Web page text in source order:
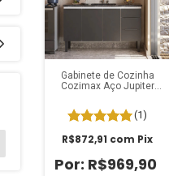
Gabinete de Cozinha
Cozimax Aço Jupiter
(1)
R$969,90
R$872,91 com Pix